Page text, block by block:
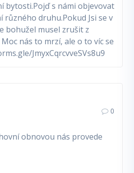
bytosti.Pojď s námi objevovat
druhu.Pokud Jsi se v
bohužel musel zrušit z
nás to mrzí, ale o to víc se
JmyxCqrcvveSVs8u9
0
obnovou nás provede